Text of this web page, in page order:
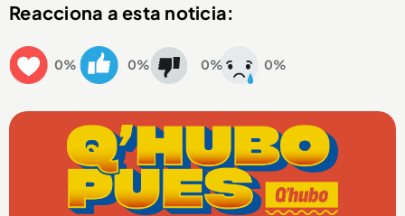
Reacciona a esta noticia:
0% 0% 0% 0%